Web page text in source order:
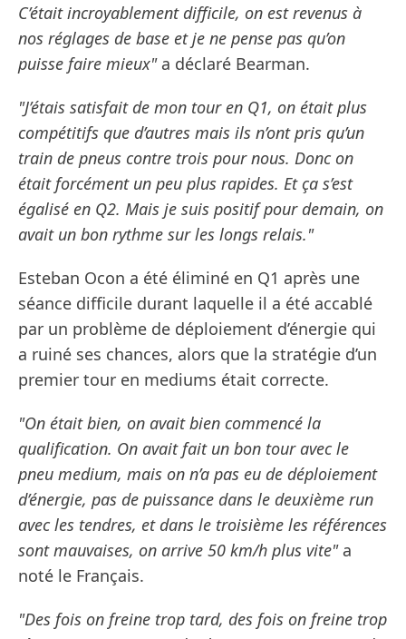
C’était incroyablement difficile, on est revenus à
nos réglages de base et je ne pense pas qu’on
puisse faire mieux"a déclaré Bearman.
"J’étais satisfait de mon tour en Q1, on était plus
compétitifs que d’autres mais ils n’ont pris qu’un
train de pneus contre trois pour nous. Donc on
était forcément un peu plus rapides. Et ça s’est
égalisé en Q2. Mais je suis positif pour demain, on
avait un bon rythme sur les longs relais."
Esteban Ocon a été éliminé en Q1 après une
séance difficile durant laquelle il a été accablé
par un problème de déploiement d’énergie qui
a ruiné ses chances, alors que la stratégie d’un
premier tour en mediums était correcte.
"On était bien, on avait bien commencé la
qualification. On avait fait un bon tour avec le
pneu medium, mais on n’a pas eu de déploiement
d’énergie, pas de puissance dans le deuxième run
avec les tendres, et dans le troisième les références
sont mauvaises, on arrive 50 km/h plus vite"a
noté le Français.
"Des fois on freine trop tard, des fois on freine trop